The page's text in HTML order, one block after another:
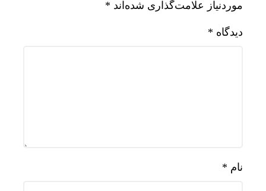
موردنیاز علامت‌گذاری شده‌اند *
دیدگاه *
نام *